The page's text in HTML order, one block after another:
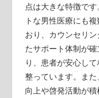
点は大きな特徴で
トな男性医療にも
おり、カウンセリ
たサポート体制が
り、患者が安心し
整っています。ま
向上や啓発活動が